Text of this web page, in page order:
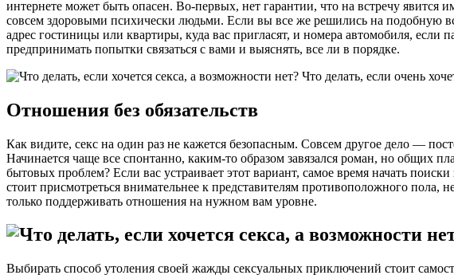
интернете может быть опасен. Во-первых, нет гарантии, что на встречу явится
совсем здоровыми психически людьми. Если вы все же решились на подобную
адрес гостиницы или квартиры, куда вас пригласят, и номера автомобиля, если
предпринимать попытки связаться с вами и выяснять, все ли в порядке.
Отношения без обязательств
Как видите, секс на один раз не кажется безопасным. Совсем другое дело —
Начинается чаще все спонтанно, каким-то образом завязался роман, но общих
бытовых проблем? Если вас устраивает этот вариант, самое время начать
стоит присмотреться внимательнее к представителям противоположного
только поддерживать отношения на нужном вам уровне.
Выбирать способ утоления своей жажды сексуальных приключений стоит